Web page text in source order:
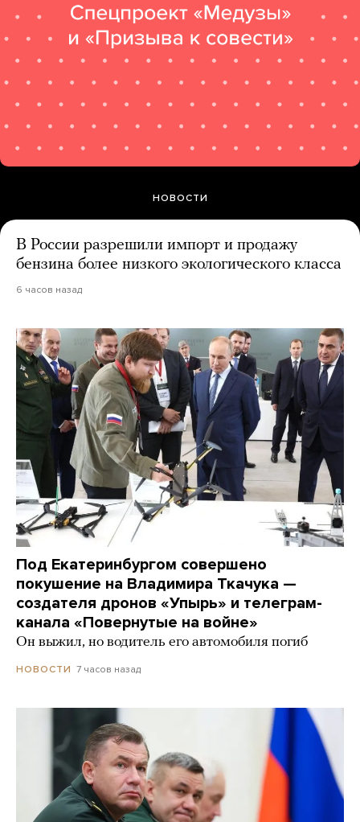
НОВОСТИ
В России разрешили импорт и продажу
бензина более низкого экологического класса
6 часов назад
Под Екатеринбургом совершено
покушение на Владимира Ткачука —
создателя дронов «Упырь» и телеграм-
канала «Повернутые на войне»
Он выжил, но водитель его автомобиля погиб
НОВОСТИ 7 часов назад